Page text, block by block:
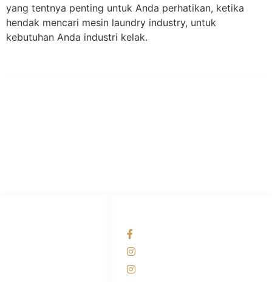
yang tentnya penting untuk Anda perhatikan, ketika
hendak mencari mesin laundry industry, untuk
kebutuhan Anda industri kelak.